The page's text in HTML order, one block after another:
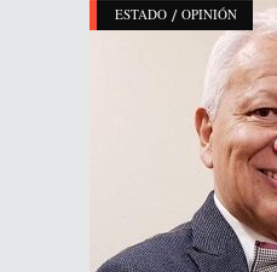
ESTADO / OPINIÓN